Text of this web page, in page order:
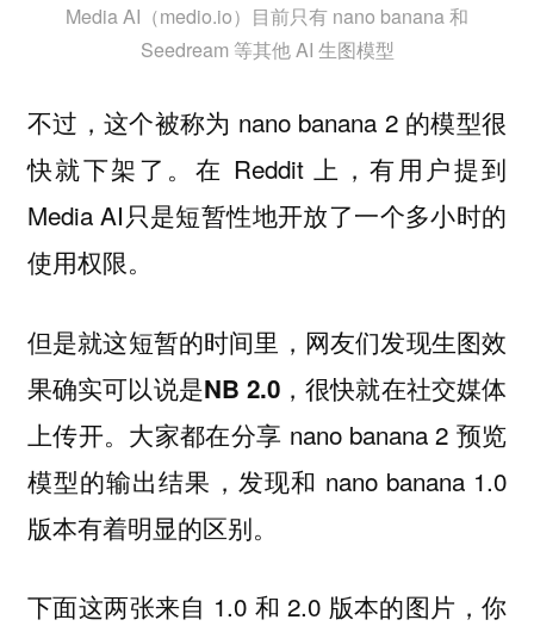
Media AI（medio.io）目前只有 nano banana 和
Seedream 等其他 AI 生图模型
不过，这个被称为 nano banana 2 的模型很
快就下架了。在 Reddit 上，有用户提到
Media AI只是短暂性地开放了一个多小时的
使用权限。
但是就这短暂的时间里，网友们发现生图效
果确实可以说是NB 2.0，很快就在社交媒体
上传开。大家都在分享 nano banana 2 预览
模型的输出结果，发现和 nano banana 1.0
版本有着明显的区别。
下面这两张来自 1.0 和 2.0 版本的图片，你